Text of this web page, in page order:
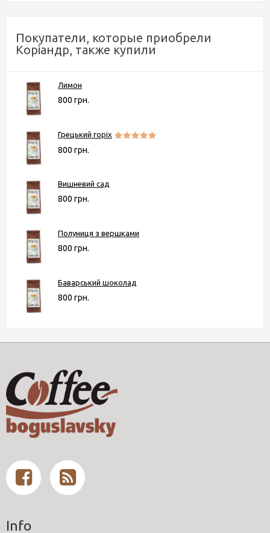
Покупатели, которые приобрели
Коріандр, также купили
Лимон
800 грн.
Грецький горіх
800 грн.
Вишневий сад
800 грн.
Полуниця з вершками
800 грн.
Баварський шоколад
800 грн.
Info